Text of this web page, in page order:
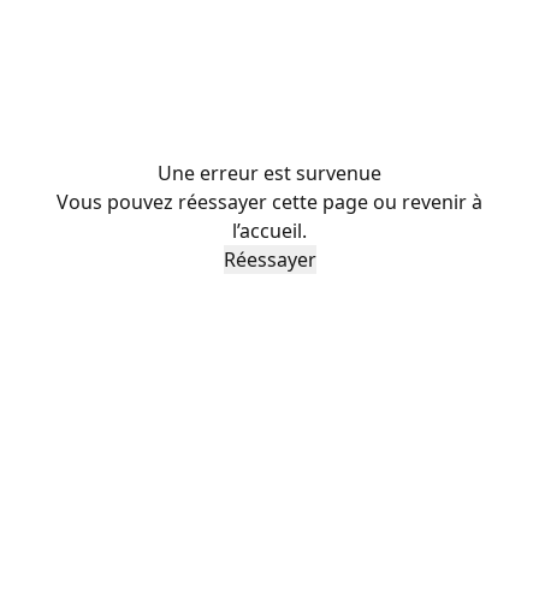
Une erreur est survenue
Vous pouvez réessayer cette page ou revenir à
l’accueil.
Réessayer